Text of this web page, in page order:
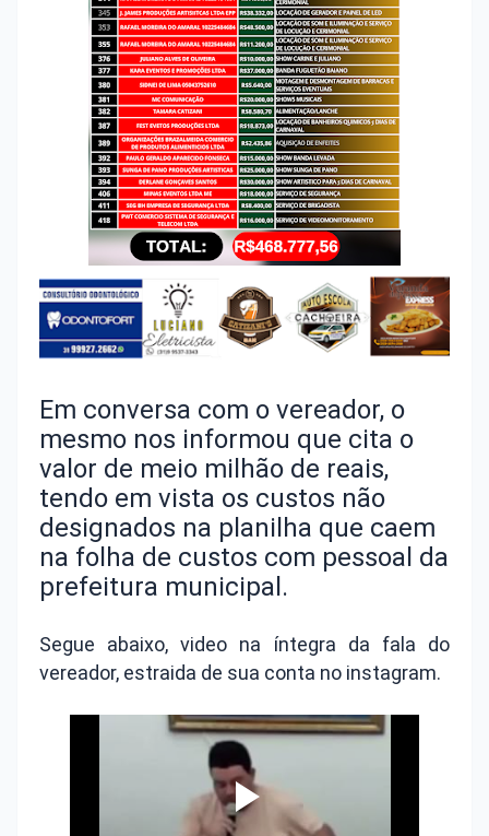
Em conversa com o vereador, o
mesmo nos informou que cita o
valor de meio milhão de reais,
tendo em vista os custos não
designados na planilha que caem
na folha de custos com pessoal da
prefeitura municipal.
Segue abaixo, video na íntegra da fala do
vereador, estraida de sua conta no instagram.